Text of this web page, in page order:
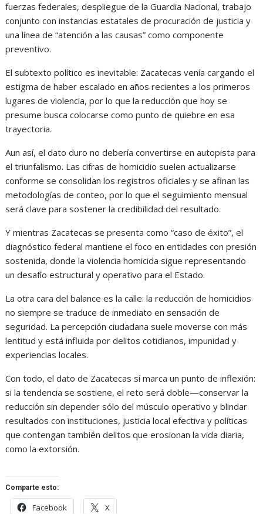
fuerzas federales, despliegue de la Guardia Nacional, trabajo
conjunto con instancias estatales de procuración de justicia y
una línea de “atención a las causas” como componente
preventivo.
El subtexto político es inevitable: Zacatecas venía cargando el
estigma de haber escalado en años recientes a los primeros
lugares de violencia, por lo que la reducción que hoy se
presume busca colocarse como punto de quiebre en esa
trayectoria.
Aun así, el dato duro no debería convertirse en autopista para
el triunfalismo. Las cifras de homicidio suelen actualizarse
conforme se consolidan los registros oficiales y se afinan las
metodologías de conteo, por lo que el seguimiento mensual
será clave para sostener la credibilidad del resultado.
Y mientras Zacatecas se presenta como “caso de éxito”, el
diagnóstico federal mantiene el foco en entidades con presión
sostenida, donde la violencia homicida sigue representando
un desafío estructural y operativo para el Estado.
La otra cara del balance es la calle: la reducción de homicidios
no siempre se traduce de inmediato en sensación de
seguridad. La percepción ciudadana suele moverse con más
lentitud y está influida por delitos cotidianos, impunidad y
experiencias locales.
Con todo, el dato de Zacatecas sí marca un punto de inflexión:
si la tendencia se sostiene, el reto será doble—conservar la
reducción sin depender sólo del músculo operativo y blindar
resultados con instituciones, justicia local efectiva y políticas
que contengan también delitos que erosionan la vida diaria,
como la extorsión.
Comparte esto:
Facebook X